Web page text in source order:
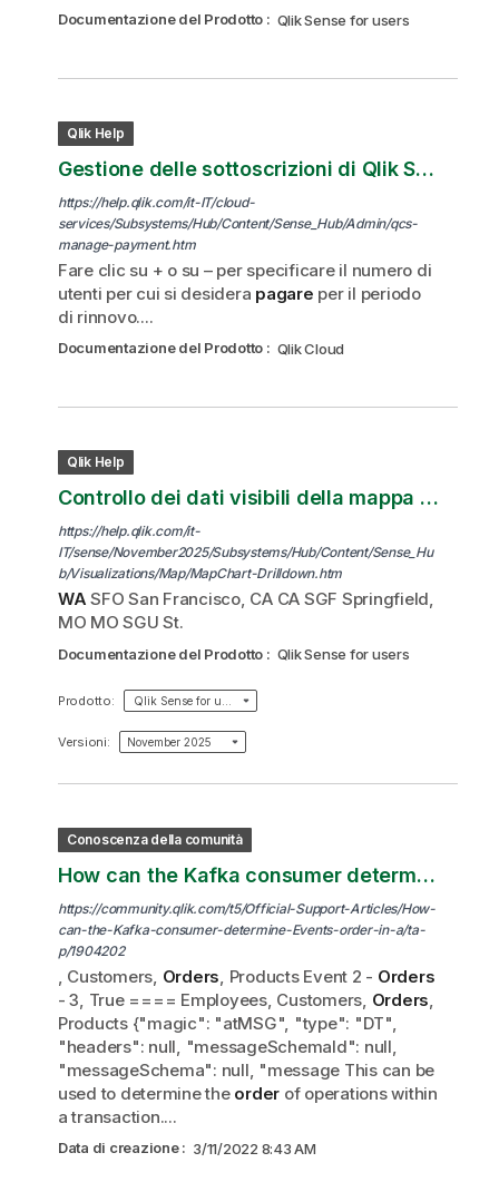
Documentazione del Prodotto : Qlik Sense for users
Qlik Help
Gestione delle sottoscrizioni di Qlik Sense Enterprise SaaS e Qlik Sense Business
https://help.qlik.com/it-IT/cloud-
services/Subsystems/Hub/Content/Sense_Hub/Admin/qcs-
manage-payment.htm
Fare clic su + o su – per specificare il numero di
utenti per cui si desidera pagare per il periodo
di rinnovo....
Documentazione del Prodotto : Qlik Cloud
Qlik Help
Controllo dei dati visibili della mappa con i livelli drill-down
https://help.qlik.com/it-
IT/sense/November2025/Subsystems/Hub/Content/Sense_Hu
b/Visualizations/Map/MapChart-Drilldown.htm
WA SFO San Francisco, CA CA SGF Springfield,
MO MO SGU St.
Documentazione del Prodotto : Qlik Sense for users
Prodotto: Qlik Sense for users
Versioni: November 2025
Conoscenza della comunità
How can the Kafka consumer determine Events
https://community.qlik.com/t5/Official-Support-Articles/How-
can-the-Kafka-consumer-determine-Events-order-in-a/ta-
p/1904202
, Customers, Orders , Products Event 2 - Orders
- 3, True ==== Employees, Customers, Orders
Products {"magic": "atMSG", "type": "DT",
"headers": null, "messageSchemaId": null,
"messageSchema": null, "message This can be
used to determine the order of operations within
a transaction....
Data di creazione: 3/11/2022 8:43 AM